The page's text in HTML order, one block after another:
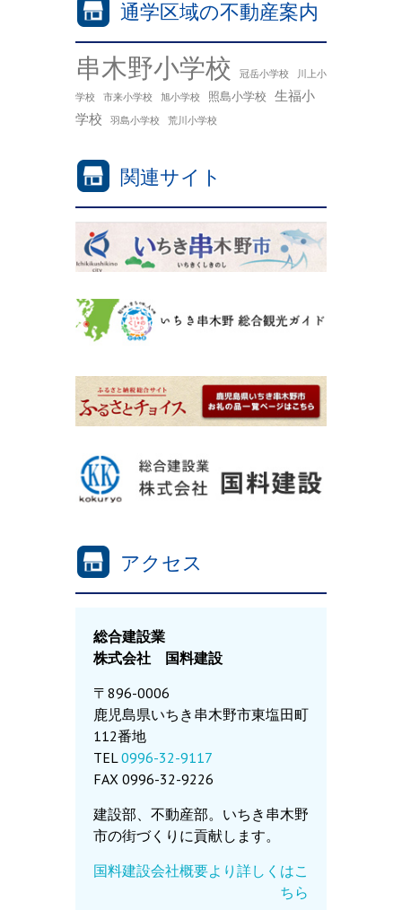
通学区域の不動産案内
串木野小学校 冠岳小学校
川上小
学校
市来小学校 旭小学校 照島小学校 生福小
学校
羽島小学校 荒川小学校
関連サイト
アクセス
総合建設業
株式会社 国料建設
〒896-0006
鹿児島県いちき串木野市東塩田町
112番地
TEL0996-32-9117
FAX 0996-32-9226
建設部、不動産部。いちき串木野
市の街づくりに貢献します。
国料建設会社概要より詳しくはこ
ちら